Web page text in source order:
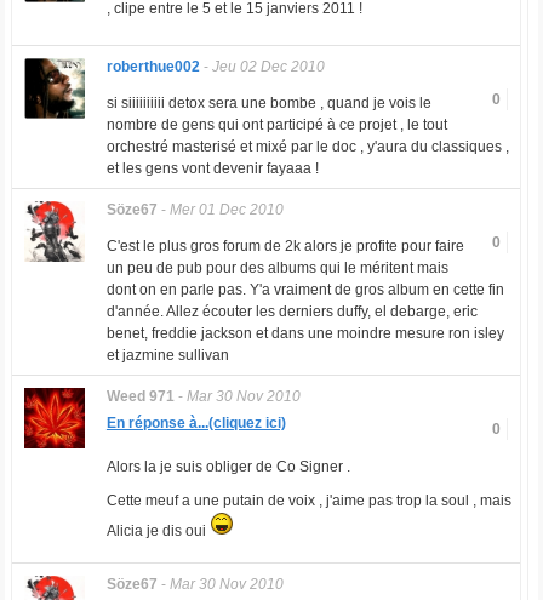
, clipe entre le 5 et le 15 janviers 2011 !
roberthue002- Jeu 02 Dec 2010
0
si siiiiiiiiii detox sera une bombe , quand je vois le
nombre de gens qui ont participé à ce projet , le tout
orchestré masterisé et mixé par le doc , y'aura du classiques ,
et les gens vont devenir fayaaa !
Söze67 - Mer 01 Dec 2010
0
C'est le plus gros forum de 2k alors je profite pour faire
un peu de pub pour des albums qui le méritent mais
dont on en parle pas. Y'a vraiment de gros album en cette fin
d'année. Allez écouter les derniers duffy, el debarge, eric
benet, freddie jackson et dans une moindre mesure ron isley
et jazmine sullivan
Weed 971- Mar 30 Nov 2010
0
En réponse à...(cliquez ici)
Alors la je suis obliger de Co Signer .
Cette meuf a une putain de voix , j'aime pas trop la soul , mais
Alicia je dis oui
Söze67 - Mar 30 Nov 2010